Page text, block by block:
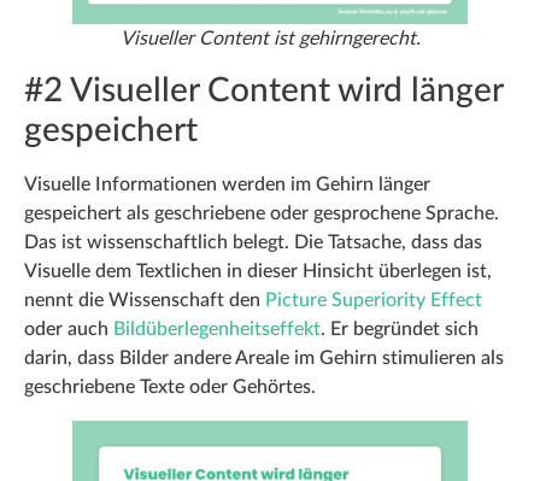
Visueller Content ist gehirngerecht.
#2 Visueller Content wird länger
gespeichert
Visuelle Informationen werden im Gehirn länger
gespeichert als geschriebene oder gesprochene Sprache.
Das ist wissenschaftlich belegt. Die Tatsache, dass das
Visuelle dem Textlichen in dieser Hinsicht überlegen ist,
nennt die Wissenschaft den Picture Superiority Effect
oder auch Bildüberlegenheitseffekt. Er begründet sich
darin, dass Bilder andere Areale im Gehirn stimulieren als
geschriebene Texte oder Gehörtes.